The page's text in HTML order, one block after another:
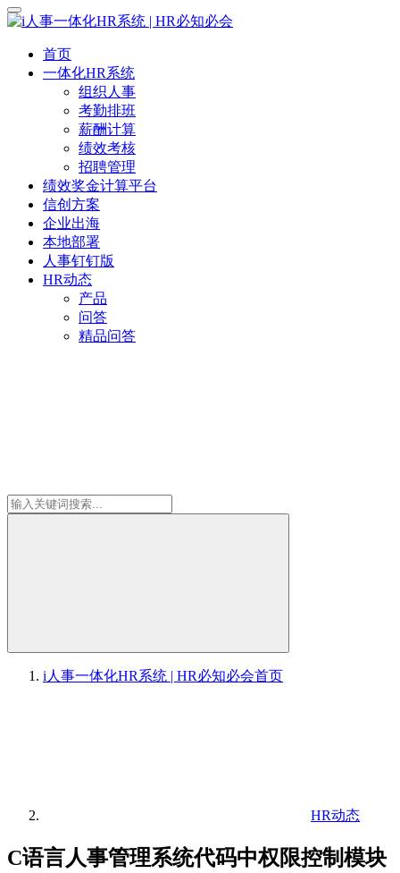
首页
一体化HR系统
组织人事
考勤排班
薪酬计算
绩效考核
招聘管理
绩效奖金计算平台
信创方案
企业出海
本地部署
人事钉钉版
HR动态
产品
问答
精品问答
i人事一体化HR系统 | HR必知必会首页
HR动态
C语言人事管理系统代码中权限控制模块